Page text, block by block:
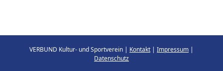
VERBUND Kultur- und Sportverein | Kontakt | Impressum |
Datenschutz